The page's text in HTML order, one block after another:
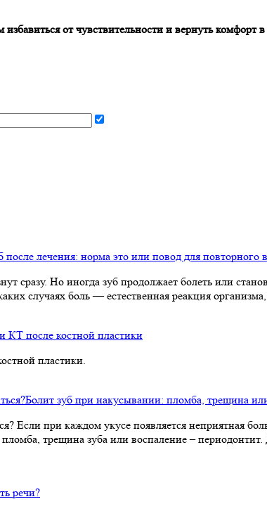
от чувствительности и вернуть комфорт
после лечения: норма это или повод для повторного
сразу. Но иногда зуб продолжает болеть или
случаях боль — естественная реакция
КТ после костной пластики
пластики.
Болит зуб при накусывании: пломба, трещина
при каждом укусе появляется неприятная
трещина зуба или воспаление – периодонтит.
речи?